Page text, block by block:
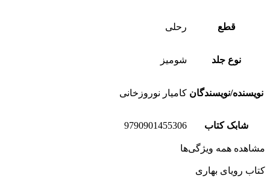
قطع رحلی
نوع جلد شومیز
نویسنده/نویسندگان کامیار نوروزخانی
شابک کتاب 9790901455306
مشاهده همه ویژگی‌ها
کتاب رویای بهاری